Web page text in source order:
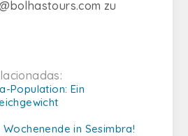
zu
Population: Ein
in Sesimbra!